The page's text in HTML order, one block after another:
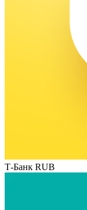
Т-Банк RUB